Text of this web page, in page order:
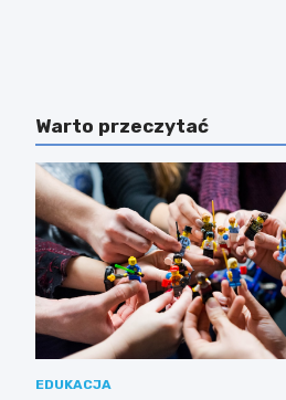
Warto przeczytać
EDUKACJA